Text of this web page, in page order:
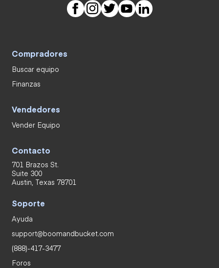
Compradores
Buscar equipo
Finanzas
Vendedores
Vender Equipo
Contacto
701 Brazos St.
Suite 300
Austin, Texas 78701
Soporte
Ayuda
support@boomandbucket.com
(888)-417-3477
Foros